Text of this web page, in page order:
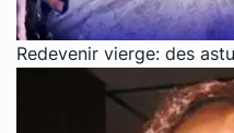
Redevenir vierge: des